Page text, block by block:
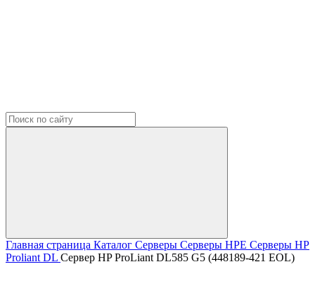
Главная страница Каталог Серверы Серверы HPE Серверы HP
Proliant DL Сервер HP ProLiant DL585 G5 (448189-421 EOL)